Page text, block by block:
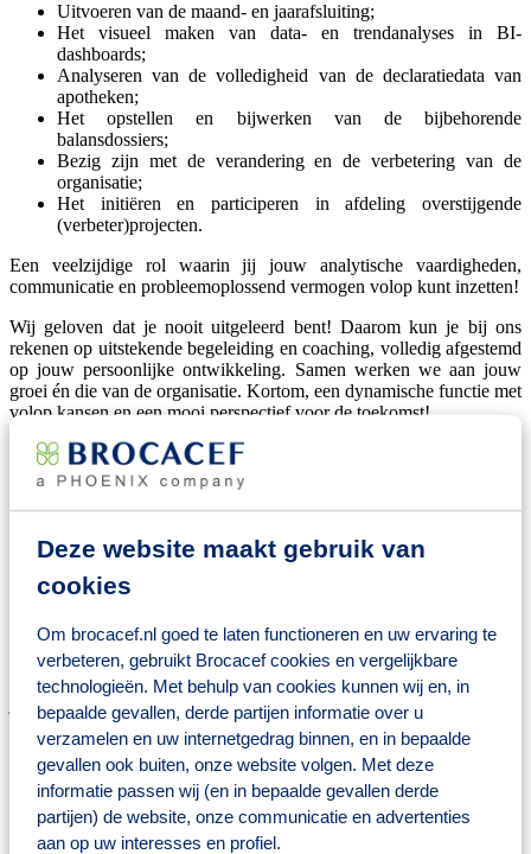
Deze website maakt gebruik van
cookies
Om brocacef.nl goed te laten functioneren en uw ervaring te
verbeteren, gebruikt Brocacef cookies en vergelijkbare
technologieën. Met behulp van cookies kunnen wij en, in
bepaalde gevallen, derde partijen informatie over u
verzamelen en uw internetgedrag binnen, en in bepaalde
gevallen ook buiten, onze website volgen. Met deze
informatie passen wij (en in bepaalde gevallen derde
partijen) de website, onze communicatie en advertenties
aan op uw interesses en profiel.
Uitvoeren van de maand- en jaarafsluiting;
Het visueel maken van data- en trendanalyses in BI-
dashboards;
Analyseren van de volledigheid van de declaratiedata van
apotheken;
Het opstellen en bijwerken van de bijbehorende
balansdossiers;
Bezig zijn met de verandering en de verbetering van de
organisatie;
Het initiëren en participeren in afdeling overstijgende
(verbeter)projecten.
Een veelzijdige rol waarin jij jouw analytische vaardigheden,
communicatie en probleemoplossend vermogen volop kunt inzetten!
Wij geloven dat je nooit uitgeleerd bent! Daarom kun je bij ons
rekenen op uitstekende begeleiding en coaching, volledig afgestemd
op jouw persoonlijke ontwikkeling. Samen werken we aan jouw
groei én die van de organisatie. Kortom, een dynamische functie met
volop kansen en een mooi perspectief voor de toekomst!
Op welke afdeling ga jij het verschil maken?
Je wordt onderdeel van een hecht team met enthousiaste collega’s,
een mix van jong talent en ervaren professionals. Samen geven we
vorm aan de nieuwe finance-wereld door in te spelen op de
nieuwste ontwikkelingen en technieken in de markt. Denk aan
projecten op het gebied van process mining, robotic process
automation (RPA) en het gebruik van data en business intelligence
Naast het werk is er ook volop ruimte voor gezelligheid. Zo
organiseren we een maandelijkse borrel in onze eigen bar, een
jaarlijks teamuitje en natuurlijk een feestelijk kerstfeest. Werken op
onze finance-afdeling betekent dus niet alleen een uitdagende baan,
maar ook een fijne en inspirerende werksfeer!
Wat jij hiervoor terugkrijgt
Een salaris conform CAO Brocacef in schaal I (€3.425 tot